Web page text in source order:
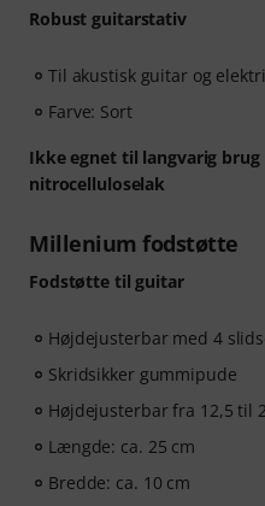
Robust guitarstativ
Til akustisk guitar og
Farve: Sort
Ikke egnet til langvarig
nitrocelluloselak
Millenium fodstøtte
Fodstøtte til guitar
Højdejusterbar med 4
Skridsikker gummipude
Højdejusterbar fra 12,5 til
Længde: ca. 25 cm
Bredde: ca. 10 cm